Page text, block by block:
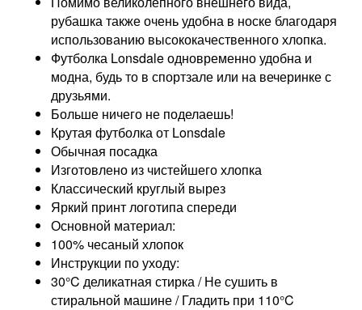
рубашка также очень удобна в носке благодаря
использованию высококачественного хлопка.
Футболка Lonsdale одновременно удобна и
модна, будь то в спортзале или на вечеринке с
друзьями.
Больше ничего не поделаешь!
Крутая футболка от Lonsdale
Обычная посадка
Изготовлено из чистейшего хлопка
Классический круглый вырез
Яркий принт логотипа спереди
Основной материал:
100% чесаный хлопок
Инструкции по уходу:
30°C деликатная стирка / Не сушить в
стиральной машине / Гладить при 110°C